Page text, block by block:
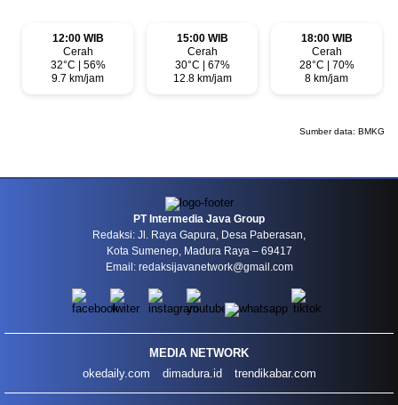
12:00 WIB
Cerah
32°C | 56%
9.7 km/jam
15:00 WIB
Cerah
30°C | 67%
12.8 km/jam
18:00 WIB
Cerah
28°C | 70%
8 km/jam
Sumber data: BMKG
PT Intermedia Java Group
Redaksi: Jl. Raya Gapura, Desa Paberasan,
Kota Sumenep, Madura Raya – 69417
Email: redaksijavanetwork@gmail.com
MEDIA NETWORK
okedaily.com
dimadura.id trendikabar.com